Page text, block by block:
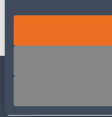
Transport